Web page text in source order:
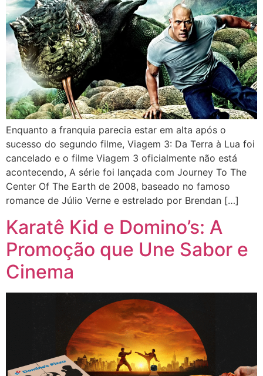
Enquanto a franquia parecia estar em alta após o
sucesso do segundo filme, Viagem 3: Da Terra à Lua foi
cancelado e o filme Viagem 3 oficialmente não está
acontecendo, A série foi lançada com Journey To The
Center Of The Earth de 2008, baseado no famoso
romance de Júlio Verne e estrelado por Brendan […]
Karatê Kid e Domino’s: A
Promoção que Une Sabor e
Cinema